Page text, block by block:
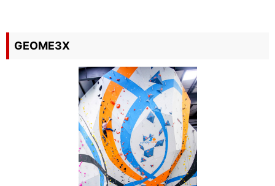
GEOME3X